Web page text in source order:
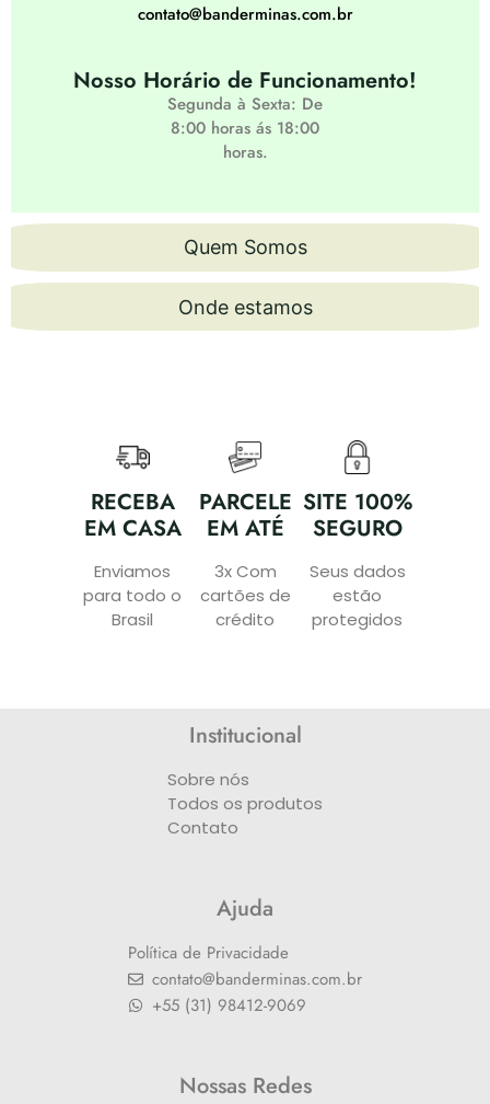
Quem Somos
Onde estamos
contato@banderminas.com.br
Nosso Horário de Funcionamento!
Segunda à Sexta: De
8:00 horas ás 18:00
horas.
RECEBA
EM CASA
Enviamos
para todo o
Brasil
PARCELE
EM ATÉ
3x Com
cartões de
crédito
SITE 100%
SEGURO
Seus dados
estão
protegidos
Institucional
Sobre nós
Todos os produtos
Contato
Ajuda
Política de Privacidade
contato@banderminas.com.br
+55 (31) 98412-9069
Nossas Redes